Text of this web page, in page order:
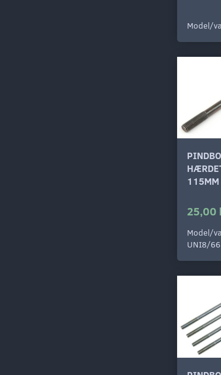
Model/
115MM
25,00
Model/
UNI8/66